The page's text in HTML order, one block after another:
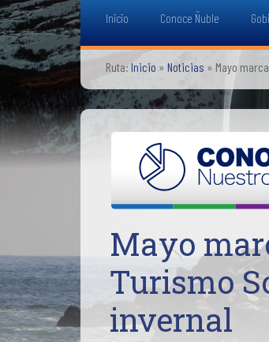
Inicio Conoce Ñuble
Ruta: Inicio » Noticias » Mayo
Mayo
Turismo
invernal